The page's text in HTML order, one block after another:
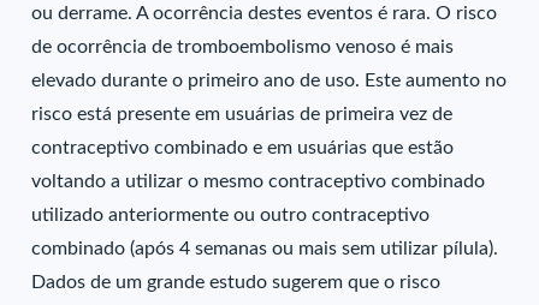
ou derrame. A ocorrência destes eventos é rara. O risco
de ocorrência de tromboembolismo venoso é mais
elevado durante o primeiro ano de uso. Este aumento no
risco está presente em usuárias de primeira vez de
contraceptivo combinado e em usuárias que estão
voltando a utilizar o mesmo contraceptivo combinado
utilizado anteriormente ou outro contraceptivo
combinado (após 4 semanas ou mais sem utilizar pílula).
Dados de um grande estudo sugerem que o risco